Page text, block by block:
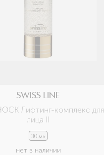
SWISS LINE
Лифтинг-комплекс для
лица II
30 мл
нет в наличии